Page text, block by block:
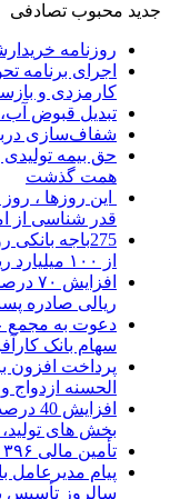
جدید محبوب تصادفی
روزنامه
اجرای برنامه
کارمزدی و
تبدیل قبوض آب،
شفاف‌سازی
همت گذشت
این روزها ،
قدر شناسی از
275باجه
از ۱۰۰ میلیارد ریال افزایش دادند
ریالی صادره
دعوت به مجمع
سهام بانک
الحسنه
بخش های
تأمین مالی ۳۹۶ هزار واحد نهضت ملی توسط بانک مسکن
سالروز تأسیس